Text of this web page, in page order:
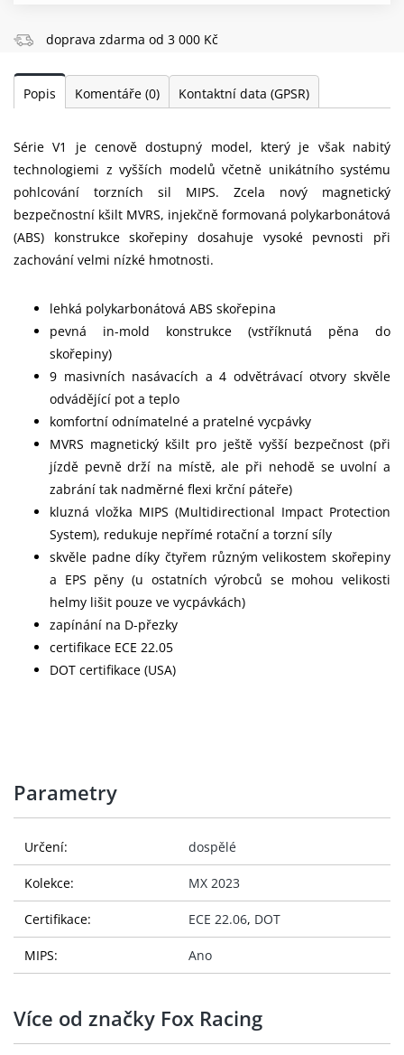
doprava zdarma od 3 000 Kč
Popis Komentáře (0) Kontaktní data (GPSR)
Série V1 je cenově dostupný model, který je však nabitý
technologiemi z vyšších modelů včetně unikátního systému
pohlcování torzních sil MIPS. Zcela nový magnetický
bezpečnostní kšilt MVRS, injekčně formovaná polykarbonátová
(ABS) konstrukce skořepiny dosahuje vysoké pevnosti při
zachování velmi nízké hmotnosti.
lehká polykarbonátová ABS skořepina
pevná in-mold konstrukce (vstříknutá pěna do
skořepiny)
9 masivních nasávacích a 4 odvětrávací otvory skvěle
odvádějící pot a teplo
komfortní odnímatelné a pratelné vycpávky
MVRS magnetický kšilt pro ještě vyšší bezpečnost (při
jízdě pevně drží na místě, ale při nehodě se uvolní a
zabrání tak nadměrné flexi krční páteře)
kluzná vložka MIPS (Multidirectional Impact Protection
System), redukuje nepřímé rotační a torzní síly
skvěle padne díky čtyřem různým velikostem skořepiny
a EPS pěny (u ostatních výrobců se mohou velikosti
helmy lišit pouze ve vycpávkách)
zapínání na D-přezky
certifikace ECE 22.05
DOT certifikace (USA)
Parametry
Určení: dospělé
Kolekce: MX 2023
Certifikace: ECE 22.06, DOT
MIPS: Ano
Více od značky Fox Racing